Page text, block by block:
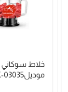
موديلSK-03035